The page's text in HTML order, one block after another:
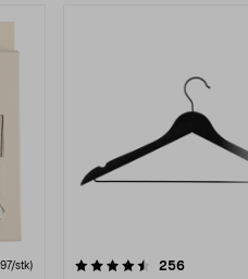
stk) 256
4.5av 5 stjerner